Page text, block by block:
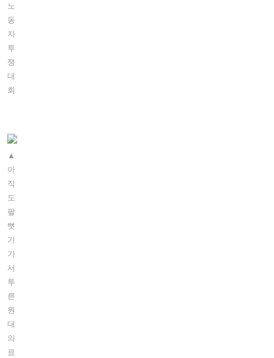
노
동
자
투
쟁
대
회
▲
아
직
도
팔
뻣
기
가
서
투
른
원
대
의
료